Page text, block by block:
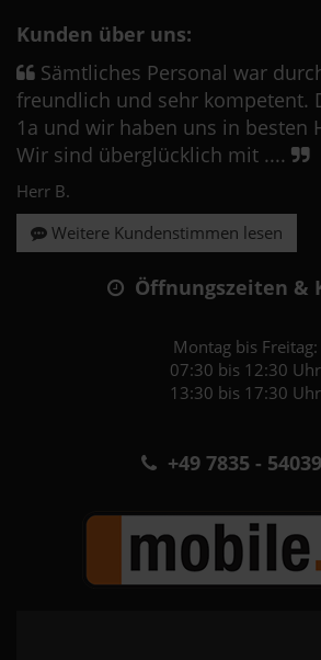
Kunden über uns:
Sämtliches Personal war
freundlich und sehr kompetent.
1a und wir haben uns in besten
Wir sind überglücklich mit ....
Herr B.
Weitere Kundenstimmen lesen
Öffnungszeiten &
Montag bis Freitag:
07:30 bis 12:30 Uhr
13:30 bis 17:30 Uhr
+49 7835 -